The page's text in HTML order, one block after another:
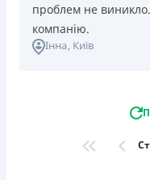
проблем не
компанію.
Інна, Київ